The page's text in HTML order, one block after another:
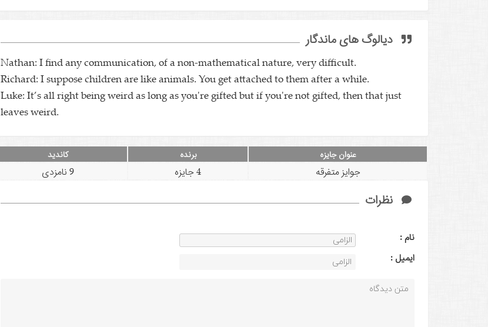
دیالوگ های ماندگار
Nathan: I find any communication, of a non-mathematical nature, very difficult.
Richard: I suppose children are like animals. You get attached to them after a while.
Luke: It’s all right being weird as long as you're gifted but if you're not gifted, then that just
leaves weird.
عنوان جایزه برنده کاندید
جوایز متفرقه 4 جایزه 9 نامزدی
نظرات
نام :
ايميل :